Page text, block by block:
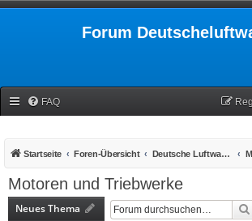
Forum
FAQ
Startseite Foren-Übersicht Deutsche Luftwaffe 1939-1945
Motoren und Triebwerke
Neues Thema